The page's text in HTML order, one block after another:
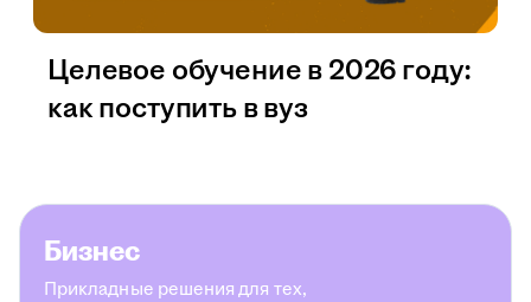
Целевое обучение в 2026 году:
как поступить в вуз
Бизнес
Прикладные решения для тех,